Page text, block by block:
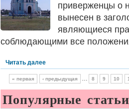
приверженцы о
вынесен в
являющиеся
соблюдающими все
Читать далее
« первая ‹ предыдущая … 8 9 10
Популярные статьи